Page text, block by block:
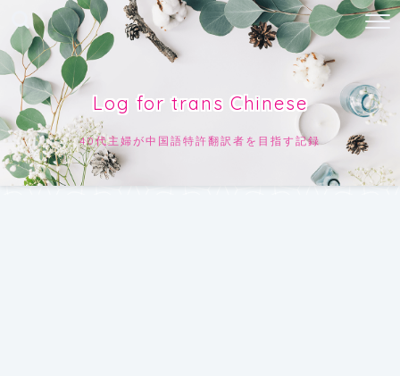
Log for trans Chinese
40代主婦が中国語特許翻訳者を目指す記録